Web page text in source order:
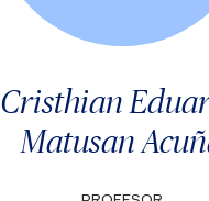
Cristhian
Matusan